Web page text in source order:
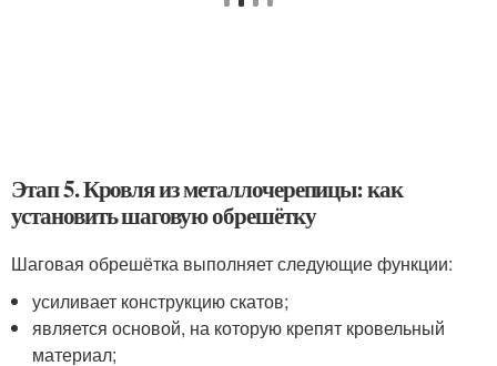
Этап 5. Кровля из металлочерепицы: как
установить шаговую обрешётку
Шаговая обрешётка выполняет следующие функции:
усиливает конструкцию скатов;
является основой, на которую крепят кровельный
материал;